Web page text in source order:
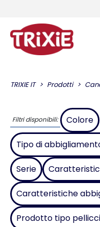
TRIXIE IT Prodotti
Filtri disponibili: Colore
Tipo di
Serie
Caratteristiche
Prodotto tipo